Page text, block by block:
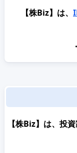
【株Biz】は、
【株Biz】は、投